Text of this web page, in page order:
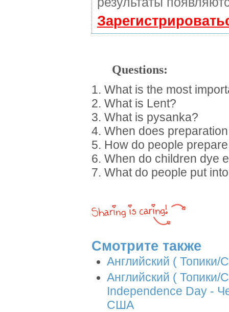
Questions:
1. What is the most
2. What is Lent?
3. What is pysanka?
4. When does
5. How do people
6. When do children dye
7. What do people put
Смотрите также
Английский (
Английский ( Топики/
Independence Day -
США